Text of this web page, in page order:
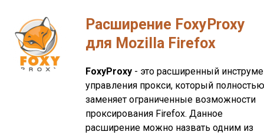
Расширение FoxyProxy
для Mozilla Firefox
FoxyProxy - это расширенный
управления прокси, который полностью
заменяет ограниченные возможности
проксирования Firefox. Данное
расширение можно назвать одним из